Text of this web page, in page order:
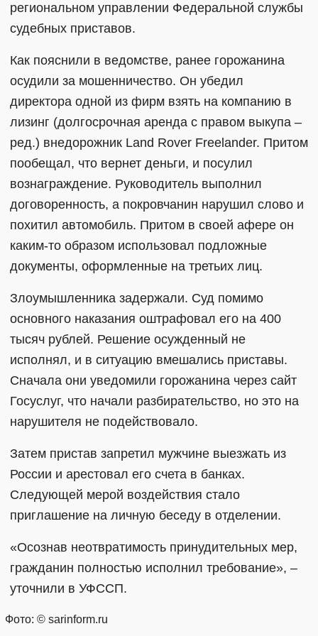
региональном управлении Федеральной службы
судебных приставов.
Как пояснили в ведомстве, ранее горожанина
осудили за мошенничество. Он убедил
директора одной из фирм взять на компанию в
лизинг (долгосрочная аренда с правом выкупа –
ред.) внедорожник Land Rover Freelander. Притом
пообещал, что вернет деньги, и посулил
вознаграждение. Руководитель выполнил
договоренность, а покровчанин нарушил слово и
похитил автомобиль. Притом в своей афере он
каким-то образом использовал подложные
документы, оформленные на третьих лиц.
Злоумышленника задержали. Суд помимо
основного наказания оштрафовал его на 400
тысяч рублей. Решение осужденный не
исполнял, и в ситуацию вмешались приставы.
Сначала они уведомили горожанина через сайт
Госуслуг, что начали разбирательство, но это на
нарушителя не подействовало.
Затем пристав запретил мужчине выезжать из
России и арестовал его счета в банках.
Следующей мерой воздействия стало
приглашение на личную беседу в отделении.
«Осознав неотвратимость принудительных мер,
гражданин полностью исполнил требование», –
уточнили в УФССП.
Фото: © sarinform.ru